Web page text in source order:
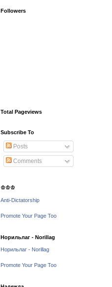
Followers
Total Pageviews
Subscribe To
Posts
Comments
♔♔♔
Anti-Dictatorship
Promote Your Page Too
Норильлаг - Norillag
Норильлаг - Norillag
Promote Your Page Too